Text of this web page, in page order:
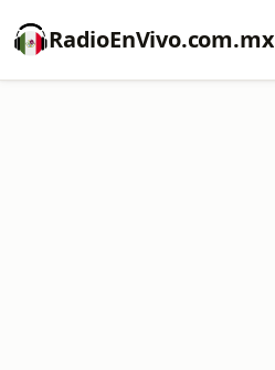
RadioEnVivo.com.mx